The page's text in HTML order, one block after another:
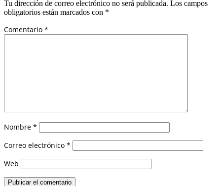
Tu dirección de correo electrónico no será publicada. Los campos
obligatorios están marcados con *
Comentario *
Nombre *
Correo electrónico *
Web